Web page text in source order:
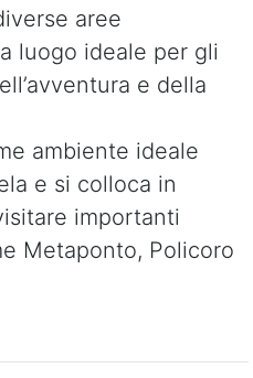
aree
luogo ideale per gli
e della
ambiente ideale
e si colloca in
importanti
Metaponto, Policoro